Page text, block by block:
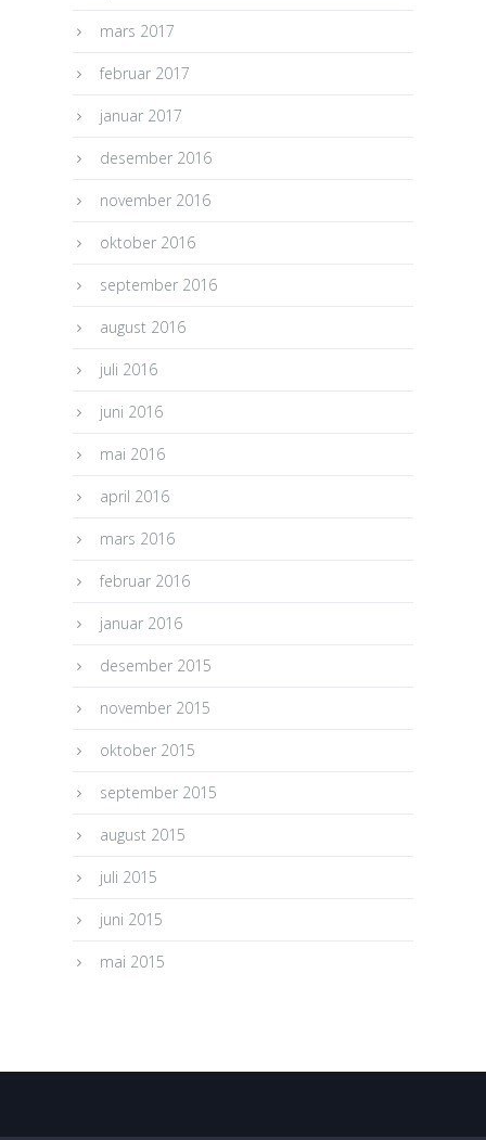
mars 2017
februar 2017
januar 2017
desember 2016
november 2016
oktober 2016
september 2016
august 2016
juli 2016
juni 2016
mai 2016
april 2016
mars 2016
februar 2016
januar 2016
desember 2015
november 2015
oktober 2015
september 2015
august 2015
juli 2015
juni 2015
mai 2015